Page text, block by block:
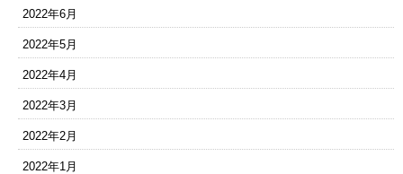
2022年6月
2022年5月
2022年4月
2022年3月
2022年2月
2022年1月